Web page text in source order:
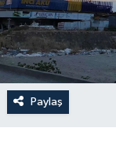
Paylaş
Kültür
Magazin
Otomobil